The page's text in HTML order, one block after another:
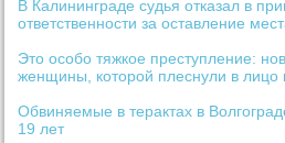
В Калининграде судья отказал в
ответственности за оставление
Это особо тяжкое преступление:
женщины, которой плеснули в лицо
Обвиняемые в терактах в
19 лет